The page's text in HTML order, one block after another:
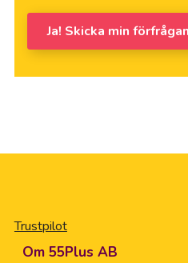
Ja! Skicka min
Trustpilot
Om 55Plus AB